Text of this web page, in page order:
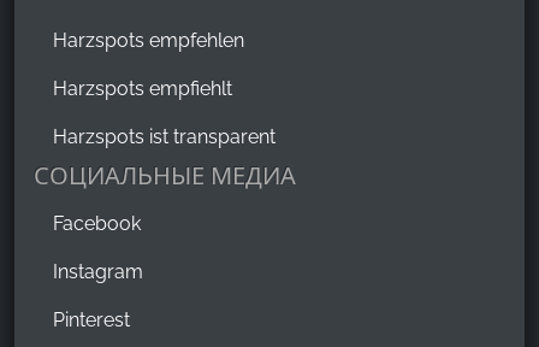
Harzspots empfehlen
Harzspots empfiehlt
Harzspots ist transparent
СОЦИАЛЬНЫЕ МЕДИА
Facebook
Instagram
Pinterest